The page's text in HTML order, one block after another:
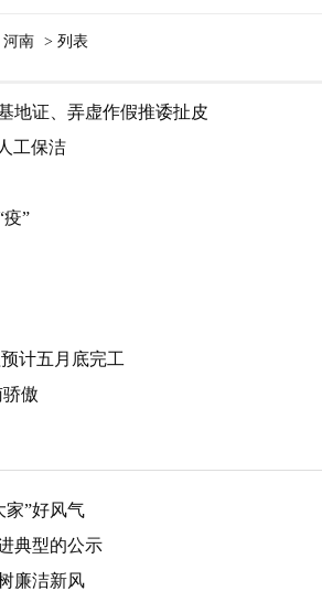
河南 > 列表
地证、弄虚作假推诿扯皮
工保洁
”
计五月底完工
傲
家”好风气
典型的公示
廉洁新风